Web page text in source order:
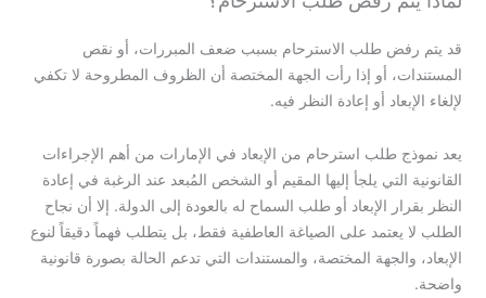
قد يتم رفض طلب الاسترحام بسبب ضعف المبررات، أو نقص
المستندات، أو إذا رأت الجهة المختصة أن الظروف المطروحة لا تكفي
لإلغاء الإبعاد أو إعادة النظر فيه.
يعد نموذج طلب استرحام من الإبعاد في الإمارات من أهم الإجراءات
القانونية التي يلجأ إليها المقيم أو الشخص المُبعد عند الرغبة في إعادة
النظر بقرار الإبعاد أو طلب السماح له بالعودة إلى الدولة. إلا أن نجاح
الطلب لا يعتمد على الصياغة العاطفية فقط، بل يتطلب فهماً دقيقاً لنوع
الإبعاد، والجهة المختصة، والمستندات التي تدعم الحالة بصورة قانونية
واضحة.